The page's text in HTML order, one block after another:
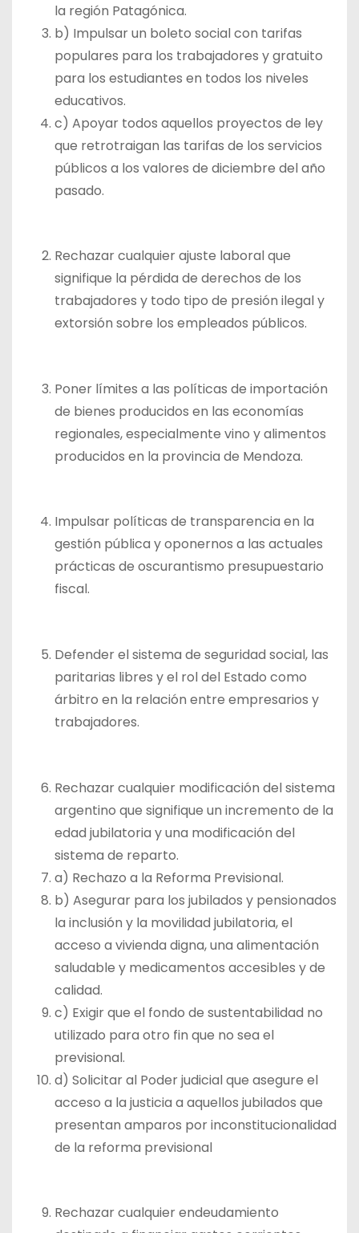
la región Patagónica.
b) Impulsar un boleto social con tarifas
populares para los trabajadores y gratuito
para los estudiantes en todos los niveles
educativos.
c) Apoyar todos aquellos proyectos de ley
que retrotraigan las tarifas de los servicios
públicos a los valores de diciembre del año
pasado.
Rechazar cualquier ajuste laboral que
signifique la pérdida de derechos de los
trabajadores y todo tipo de presión ilegal y
extorsión sobre los empleados públicos.
Poner límites a las políticas de importación
de bienes producidos en las economías
regionales, especialmente vino y alimentos
producidos en la provincia de Mendoza.
Impulsar políticas de transparencia en la
gestión pública y oponernos a las actuales
prácticas de oscurantismo presupuestario
fiscal.
Defender el sistema de seguridad social, las
paritarias libres y el rol del Estado como
árbitro en la relación entre empresarios y
trabajadores.
Rechazar cualquier modificación del sistema
argentino que signifique un incremento de la
edad jubilatoria y una modificación del
sistema de reparto.
a) Rechazo a la Reforma Previsional.
b) Asegurar para los jubilados y pensionados
la inclusión y la movilidad jubilatoria, el
acceso a vivienda digna, una alimentación
saludable y medicamentos accesibles y de
calidad.
c) Exigir que el fondo de sustentabilidad no
utilizado para otro fin que no sea el
previsional.
d) Solicitar al Poder judicial que asegure el
acceso a la justicia a aquellos jubilados que
presentan amparos por inconstitucionalidad
de la reforma previsional
Rechazar cualquier endeudamiento